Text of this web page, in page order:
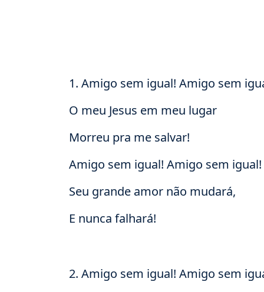
1. Amigo sem igual! Amigo sem
O meu Jesus em meu lugar
Morreu pra me salvar!
Amigo sem igual! Amigo sem igual!
Seu grande amor não mudará,
E nunca falhará!
2. Amigo sem igual! Amigo sem